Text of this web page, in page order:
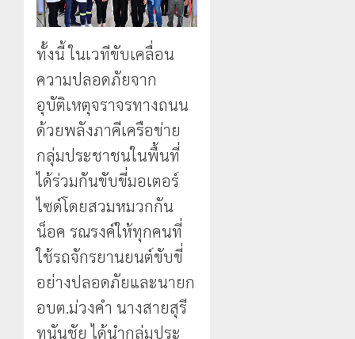
ทั้งนี้ ในเวทีขับเคลื่อน
ความปลอดภัยจาก
อุบัติเหตุจราจรทางถนน
ด้วยพลังภาคีเครือข่าย
กลุ่มประชาชนในพื้นที่
ได้ร่วมกันขับขี่มอเตอร์
ไซด์โดยสวมหมวกกัน
น็อค รณรงค์ให้ทุกคนที่
ใช้รถจักรยานยนต์ขับขี่
อย่างปลอดภัยและนายก
อบต.ม่วงคำ นางสายสุรี
ทนันชัย ได้นำกลุ่มประ